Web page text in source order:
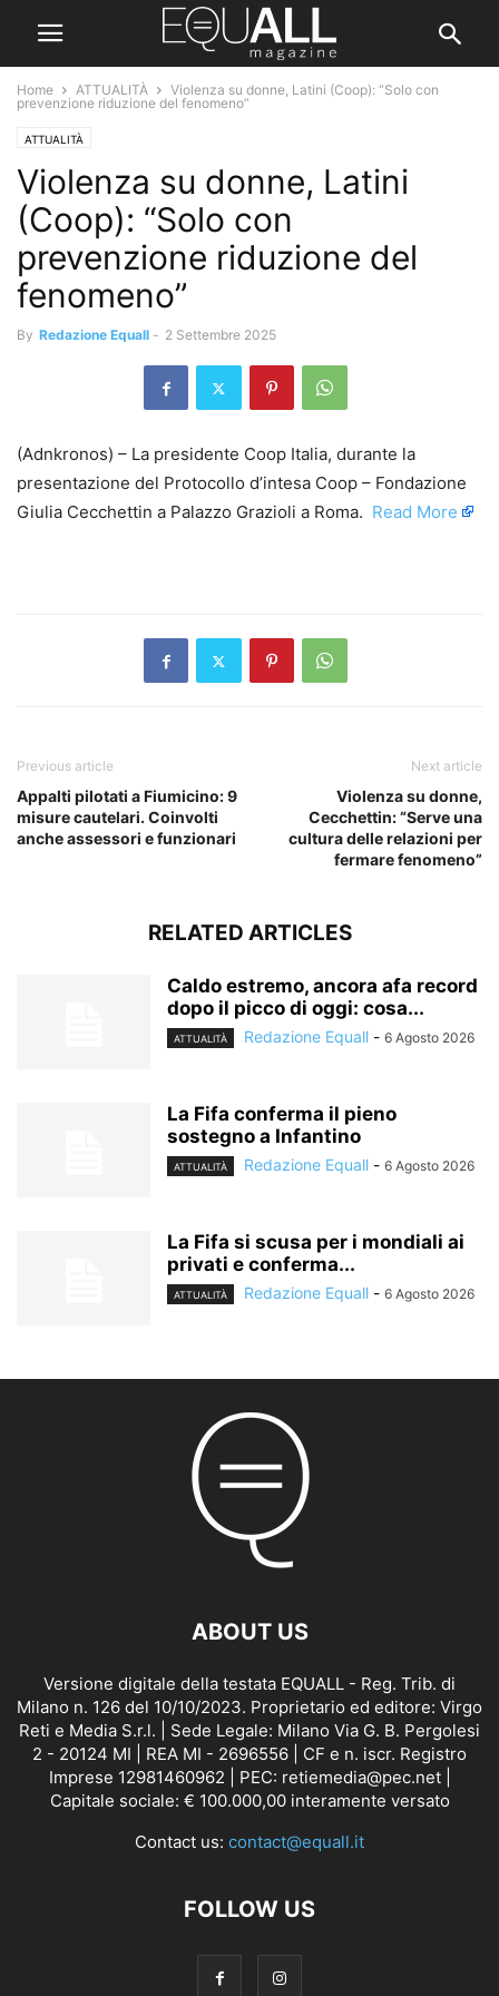
Home ATTUALITÀ
Violenza su donne, Latini (Coop): “Solo con
prevenzione riduzione del fenomeno”
ATTUALITÀ
Violenza su donne, Latini
(Coop): “Solo con
prevenzione riduzione del
fenomeno”
By Redazione Equall - 2 Settembre 2025
(Adnkronos) – La presidente Coop Italia, durante la
presentazione del Protocollo d’intesa Coop – Fondazione
Giulia Cecchettin a Palazzo Grazioli a Roma. ​ Read More
Previous article
Appalti pilotati a Fiumicino: 9
misure cautelari. Coinvolti
anche assessori e funzionari
Next article
Violenza su donne,
Cecchettin: “Serve una
cultura delle relazioni per
fermare fenomeno”
RELATED ARTICLES
Caldo estremo, ancora afa record
dopo il picco di oggi: cosa...
ATTUALITÀ Redazione Equall - 6 Agosto 2026
La Fifa conferma il pieno
sostegno a Infantino
ATTUALITÀ Redazione Equall - 6 Agosto 2026
La Fifa si scusa per i mondiali ai
privati e conferma...
ATTUALITÀ Redazione Equall - 6 Agosto 2026
ABOUT US
Versione digitale della testata EQUALL - Reg. Trib. di
Milano n. 126 del 10/10/2023. Proprietario ed editore: Virgo
Reti e Media S.r.l. | Sede Legale: Milano Via G. B. Pergolesi
2 - 20124 MI | REA MI - 2696556 | CF e n. iscr. Registro
Imprese 12981460962 | PEC: retiemedia@pec.net |
Capitale sociale: € 100.000,00 interamente versato
Contact us: contact@equall.it
FOLLOW US